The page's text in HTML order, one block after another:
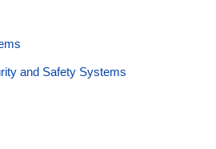
and Safety Systems